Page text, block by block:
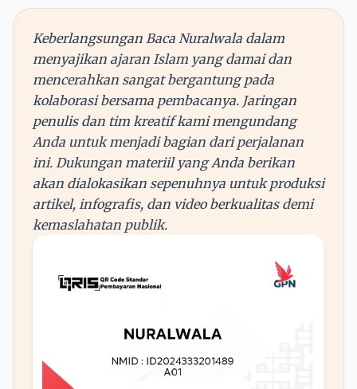
Keberlangsungan Baca Nuralwala dalam
menyajikan ajaran Islam yang damai dan
mencerahkan sangat bergantung pada
kolaborasi bersama pembacanya. Jaringan
penulis dan tim kreatif kami mengundang
Anda untuk menjadi bagian dari perjalanan
ini. Dukungan materiil yang Anda berikan
akan dialokasikan sepenuhnya untuk produksi
artikel, infografis, dan video berkualitas demi
kemaslahatan publik.